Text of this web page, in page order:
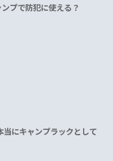
プで防犯に使える？
にキャンプラックとして